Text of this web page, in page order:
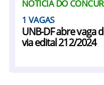
NOTÍCIA DO
1
UNB-DF abre vaga
via edital 212/2024